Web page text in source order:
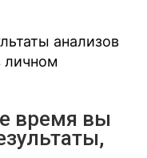
анализов
личном
время вы